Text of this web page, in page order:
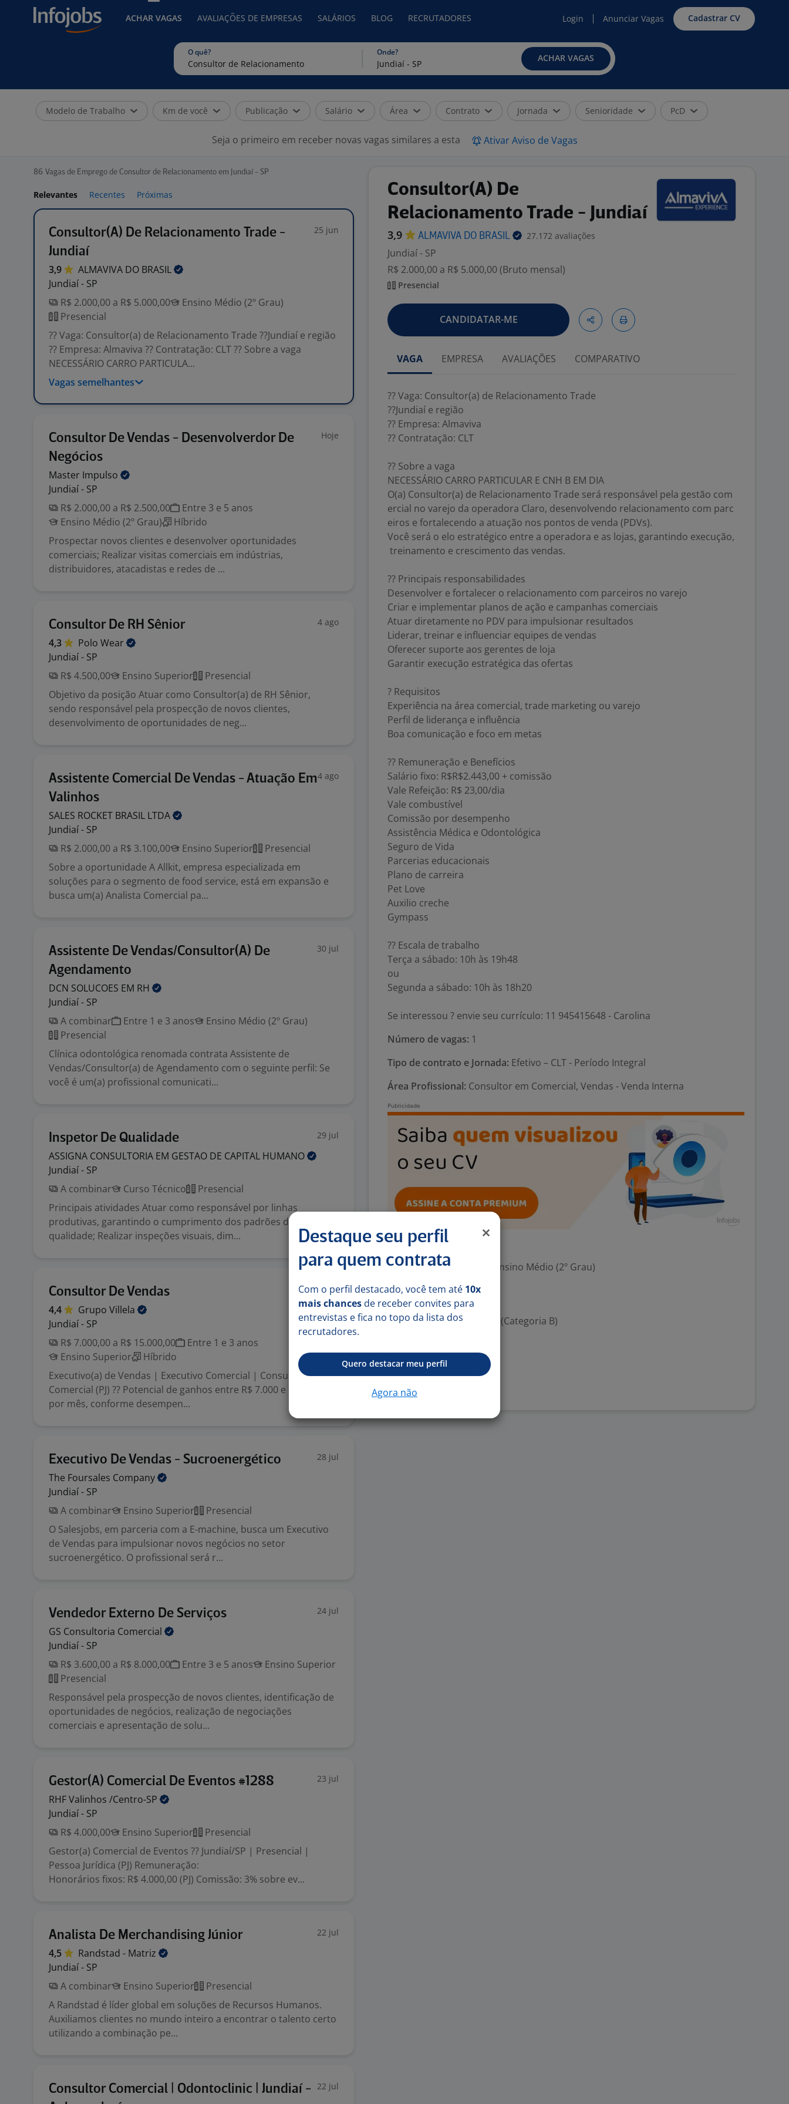
ACHAR VAGAS AVALIAÇÕES DE EMPRESAS SALÁRIOS BLOG RECRUTADORES Login Anunciar Vagas Cadastrar CV
O quê? Onde?
ACHAR VAGAS
Modelo de Trabalho Km de você Publicação Salário Área Contrato Jornada Senioridade PcD
Seja o primeiro em receber novas vagas similares a esta Ativar Aviso de Vagas
86 Vagas de Emprego de Consultor de Relacionamento em Jundiaí - SP
Relevantes Recentes Próximas
Consultor(A) De Relacionamento Trade -
Jundiaí
25 jun
3,9 ALMAVIVA DO BRASIL
Jundiaí - SP
R$ 2.000,00 a R$ 5.000,00
Ensino Médio (2º Grau)
Presencial
?? Vaga: Consultor(a) de Relacionamento Trade ??Jundiaí e região
?? Empresa: Almaviva ?? Contratação: CLT ?? Sobre a vaga
NECESSÁRIO CARRO PARTICULA...
Vagas semelhantes
Consultor De Vendas - Desenvolverdor De
Negócios
Hoje
Master Impulso
Jundiaí - SP
R$ 2.000,00 a R$ 2.500,00
Entre 3 e 5 anos
Ensino Médio (2º Grau)
Híbrido
Prospectar novos clientes e desenvolver oportunidades
comerciais; Realizar visitas comerciais em indústrias,
distribuidores, atacadistas e redes de ...
Consultor De RH Sênior 4 ago
4,3 Polo Wear
Jundiaí - SP
R$ 4.500,00
Ensino Superior
Presencial
Objetivo da posição Atuar como Consultor(a) de RH Sênior,
sendo responsável pela prospecção de novos clientes,
desenvolvimento de oportunidades de neg...
Assistente Comercial De Vendas - Atuação Em
Valinhos
4 ago
SALES ROCKET BRASIL LTDA
Jundiaí - SP
R$ 2.000,00 a R$ 3.100,00
Ensino Superior
Presencial
Sobre a oportunidade A Allkit, empresa especializada em
soluções para o segmento de food service, está em expansão e
busca um(a) Analista Comercial pa...
Assistente De Vendas/Consultor(A) De
Agendamento
30 jul
DCN SOLUCOES EM RH
Jundiaí - SP
A combinar
Entre 1 e 3 anos
Ensino Médio (2º Grau)
Presencial
Clínica odontológica renomada contrata Assistente de
Vendas/Consultor(a) de Agendamento com o seguinte perfil: Se
você é um(a) profissional comunicati...
Inspetor De Qualidade 29 jul
ASSIGNA CONSULTORIA EM GESTAO DE CAPITAL HUMANO
Jundiaí - SP
A combinar
Curso Técnico
Presencial
Principais atividades Atuar como responsável por linhas
produtivas, garantindo o cumprimento dos padrões de
qualidade; Realizar inspeções visuais, dim...
Consultor De Vendas 29 jul
4,4 Grupo Villela
Jundiaí - SP
R$ 7.000,00 a R$ 15.000,00
Entre 1 e 3 anos
Ensino Superior
Híbrido
Executivo(a) de Vendas | Executivo Comercial | Consultor
Comercial (PJ) ?? Potencial de ganhos entre R$ 7.000 e R$ 15.000+
por mês, conforme desempen...
Executivo De Vendas - Sucroenergético 28 jul
The Foursales Company
Jundiaí - SP
A combinar
Ensino Superior
Presencial
O Salesjobs, em parceria com a E-machine, busca um Executivo
de Vendas para impulsionar novos negócios no setor
sucroenergético. O profissional será r...
Vendedor Externo De Serviços 24 jul
GS Consultoria Comercial
Jundiaí - SP
R$ 3.600,00 a R$ 8.000,00
Entre 3 e 5 anos
Ensino Superior
Presencial
Responsável pela prospecção de novos clientes, identificação de
oportunidades de negócios, realização de negociações
comerciais e apresentação de solu...
Gestor(A) Comercial De Eventos #1288 23 jul
RHF Valinhos /Centro-SP
Jundiaí - SP
R$ 4.000,00
Ensino Superior
Presencial
Gestor(a) Comercial de Eventos ?? Jundiaí/SP | Presencial |
Pessoa Jurídica (PJ) Remuneração:
Honorários fixos: R$ 4.000,00 (PJ) Comissão: 3% sobre ev...
Analista De Merchandising Júnior 22 jul
4,5 Randstad - Matriz
Jundiaí - SP
A combinar
Ensino Superior
Presencial
A Randstad é líder global em soluções de Recursos Humanos.
Auxiliamos clientes no mundo inteiro a encontrar o talento certo
utilizando a combinação pe...
Consultor Comercial | Odontoclinic | Jundiaí - 22 jul
Consultor(A) De
Relacionamento Trade - Jundiaí
3,9 ALMAVIVA DO BRASIL 27.172 avaliações
Jundiaí - SP
R$ 2.000,00 a R$ 5.000,00 (Bruto mensal)
Presencial
CANDIDATAR-ME
VAGA EMPRESA AVALIAÇÕES COMPARATIVO
?? Vaga: Consultor(a) de Relacionamento Trade
??Jundiaí e região
?? Empresa: Almaviva
?? Contratação: CLT
?? Sobre a vaga
NECESSÁRIO CARRO PARTICULAR E CNH B EM DIA
O(a) Consultor(a) de Relacionamento Trade será responsável pela gestão com
ercial no varejo da operadora Claro, desenvolvendo relacionamento com parc
eiros e fortalecendo a atuação nos pontos de venda (PDVs).
Você será o elo estratégico entre a operadora e as lojas, garantindo execução,
treinamento e crescimento das vendas.
?? Principais responsabilidades
Desenvolver e fortalecer o relacionamento com parceiros no varejo
Criar e implementar planos de ação e campanhas comerciais
Atuar diretamente no PDV para impulsionar resultados
Liderar, treinar e influenciar equipes de vendas
Oferecer suporte aos gerentes de loja
Garantir execução estratégica das ofertas
? Requisitos
Experiência na área comercial, trade marketing ou varejo
Perfil de liderança e influência
Boa comunicação e foco em metas
?? Remuneração e Benefícios
Salário fixo: R$R$2.443,00 + comissão
Vale Refeição: R$ 23,00/dia
Vale combustível
Comissão por desempenho
Assistência Médica e Odontológica
Seguro de Vida
Parcerias educacionais
Plano de carreira
Pet Love
Auxilio creche
Gympass
?? Escala de trabalho
Terça a sábado: 10h às 19h48
ou
Segunda a sábado: 10h às 18h20
Se interessou ? envie seu currículo: 11 945415648 - Carolina
Número de vagas: 1
Tipo de contrato e Jornada: Efetivo – CLT - Período Integral
Área Profissional: Consultor em Comercial, Vendas - Venda Interna
Exigências
Escolaridade Mínima: Ensino Médio (2º Grau)
Valorizado
Habilitação para dirigir (Categoria B)
Denunciar vaga
Destaque seu perfil
para quem contrata
Com o perfil destacado, você tem até 10x
mais chances de receber convites para
entrevistas e fica no topo da lista dos
recrutadores.
Quero destacar meu perfil
Agora não